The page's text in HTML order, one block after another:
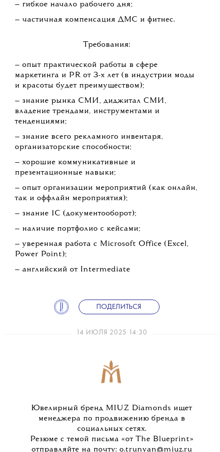
— гибкое начало рабочего дня;
— частичная компенсация ДМС и фитнес.
Требования:
— опыт практической работы в сфере
маркетинга и PR от 3-х лет (в индустрии моды
и красоты будет преимуществом);
— знание рынка СМИ, диджитал СМИ,
владение трендами, инструментами и
тенденциями;
— знание всего рекламного инвентаря,
организаторские способности;
— хорошие коммуникативные и
презентационные навыки;
— опыт организации мероприятий (как онлайн,
так и оффлайн мероприятия);
— знание 1С (документооборот);
— наличие портфолио с кейсами;
— уверенная работа с Microsoft Office (Excel,
Power Point);
— английский от Intermediate
ПОДЕЛИТЬСЯ
14 ИЮЛЯ 2025 14:30
Ювелирный бренд MIUZ Diamonds ищет
менеджера по продвижению бренда в
социальных сетях.
Резюме с темой письма «от The Blueprint»
отправляйте на почту: o.trunyan@miuz.ru